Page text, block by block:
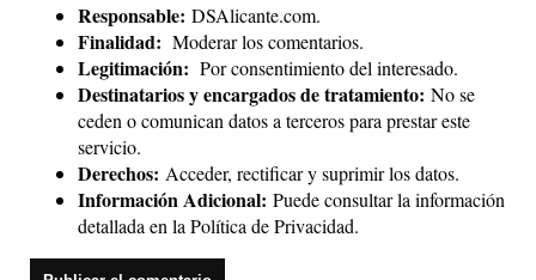
Responsable: DSAlicante.com.
Finalidad: Moderar los comentarios.
Legitimación: Por consentimiento del interesado.
Destinatarios y encargados de tratamiento: No se
ceden o comunican datos a terceros para prestar este
servicio.
Derechos: Acceder, rectificar y suprimir los datos.
Información Adicional: Puede consultar la información
detallada en laPolítica de Privacidad.